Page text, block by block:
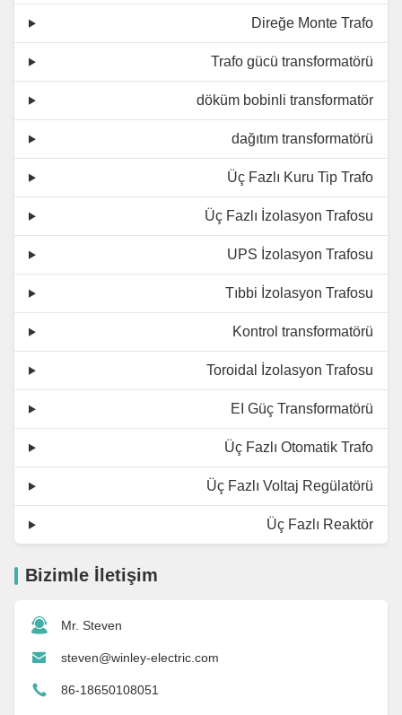
Direğe Monte Trafo
Trafo gücü transformatörü
döküm bobinli transformatör
dağıtım transformatörü
Üç Fazlı Kuru Tip Trafo
Üç Fazlı İzolasyon Trafosu
UPS İzolasyon Trafosu
Tıbbi İzolasyon Trafosu
Kontrol transformatörü
Toroidal İzolasyon Trafosu
EI Güç Transformatörü
Üç Fazlı Otomatik Trafo
Üç Fazlı Voltaj Regülatörü
Üç Fazlı Reaktör
Bizimle İletişim
Mr. Steven
steven@winley-electric.com
86-18650108051